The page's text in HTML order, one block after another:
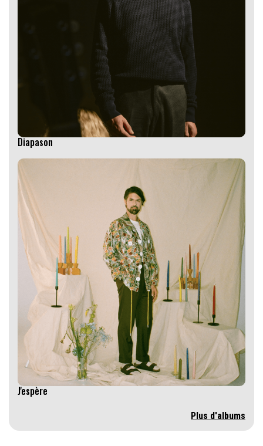
Diapason
J'espère
Plus d'albums